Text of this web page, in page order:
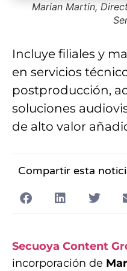
Marian Martin,
Incluye filiales y
en servicios
postproducción,
soluciones
de alto valor
Compartir esta
Secuoya Content
incorporación de